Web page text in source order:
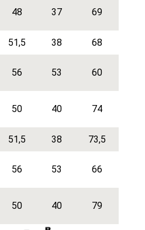
48 37 69
51,5 38 68
56 53 60
50 40 74
51,5 38 73,5
56 53 66
50 40 79